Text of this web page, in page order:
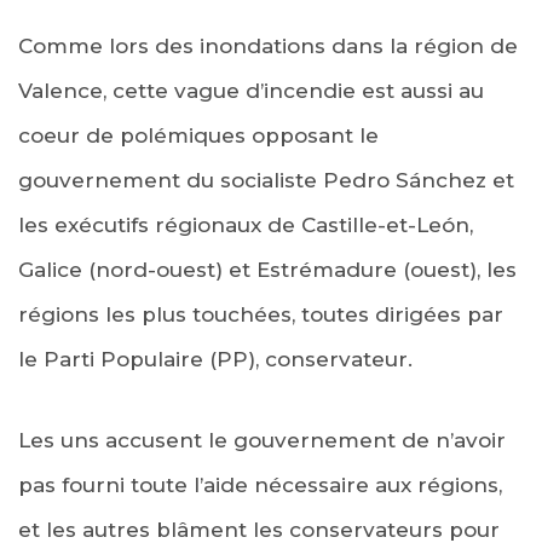
Comme lors des inondations dans la région de
Valence, cette vague d’incendie est aussi au
coeur de polémiques opposant le
gouvernement du socialiste Pedro Sánchez et
les exécutifs régionaux de Castille-et-León,
Galice (nord-ouest) et Estrémadure (ouest), les
régions les plus touchées, toutes dirigées par
le Parti Populaire (PP), conservateur.
Les uns accusent le gouvernement de n’avoir
pas fourni toute l’aide nécessaire aux régions,
et les autres blâment les conservateurs pour